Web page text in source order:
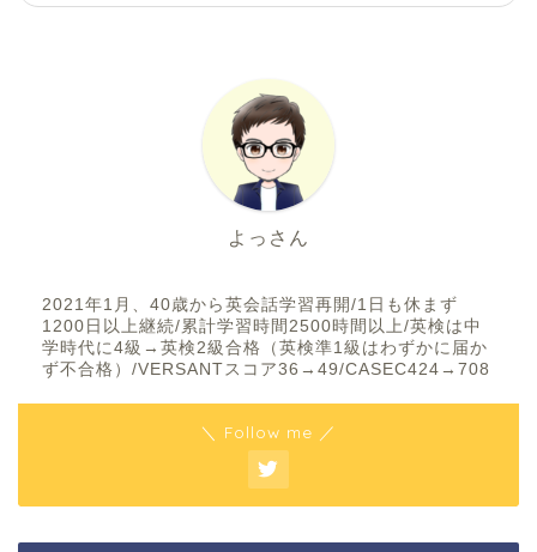
よっさん
2021年1月、40歳から英会話学習再開/1日も休まず
1200日以上継続/累計学習時間2500時間以上/英検は中
学時代に4級→英検2級合格（英検準1級はわずかに届か
ず不合格）/VERSANTスコア36→49/CASEC424→708
＼ Follow me ／